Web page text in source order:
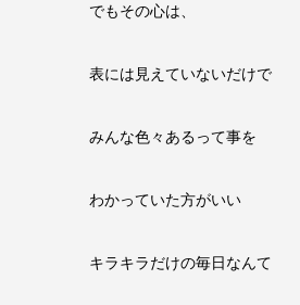
でもその心は、
表には見えていないだけで
みんな色々あるって事を
わかっていた方がいい
キラキラだけの毎日なんて